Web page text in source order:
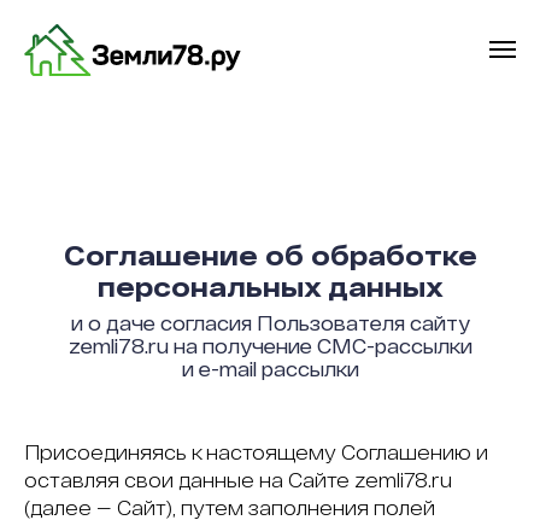
Соглашение об обработке
персональных данных
и о даче согласия Пользователя сайту
zemli78.ru на получение СМС-рассылки
и e-mail рассылки
Присоединяясь к настоящему Соглашению и
оставляя свои данные на Сайте zemli78.ru
(далее — Сайт), путем заполнения полей